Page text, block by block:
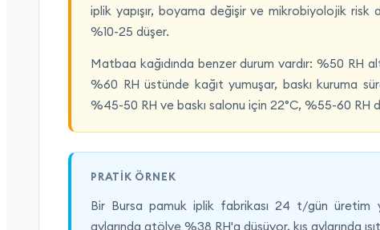
iplik yapışır, boyama değişir ve mikrobiyolojik risk
%10-25 düşer.
Matbaa kağıdında benzer durum vardır: %50 RH
%60 RH üstünde kağıt yumuşar, baskı kuruma
%45-50 RH ve baskı salonu için 22°C, %55-60 RH
PRATIK ÖRNEK
Bir Bursa pamuk iplik fabrikası 24 t/gün üretim
aylarında atölye %38 RH'a düşüyor, kış aylarında